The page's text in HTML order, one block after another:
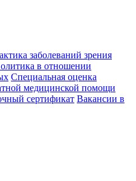
заболеваний зрения
в отношении
Специальная оценка
медицинской помощи
сертификат Вакансии в